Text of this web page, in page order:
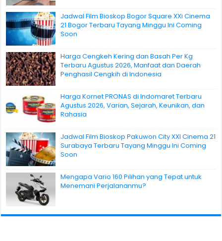
Jadwal Film Bioskop Bogor Square XXi Cinema
21 Bogor Terbaru Tayang Minggu Ini Coming
Soon
Harga Cengkeh Kering dan Basah Per Kg
Terbaru Agustus 2026, Manfaat dan Daerah
Penghasil Cengkih di Indonesia
Harga Kornet PRONAS di Indomaret Terbaru
Agustus 2026, Varian, Sejarah, Keunikan, dan
Rahasia
Jadwal Film Bioskop Pakuwon City XXI Cinema 21
Surabaya Terbaru Tayang Minggu Ini Coming
Soon
Mengapa Vario 160 Pilihan yang Tepat untuk
Menemani Perjalananmu?